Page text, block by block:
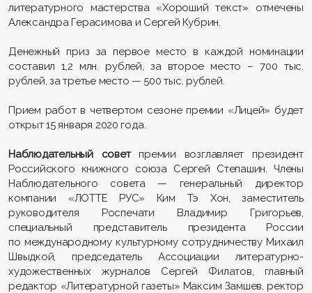
литературного мастерства «Хороший текст» отмечены
Александра Герасимова и Сергей Кубрин.
Денежный приз за первое место в каждой номинации
составил 1,2 млн. рублей, за второе место – 700 тыс.
рублей, за третье место — 500 тыс. рублей.
Прием работ в четвертом сезоне премии «Лицей» будет
открыт 15 января 2020 года.
Наблюдательный советпремии возглавляет президент
Российского книжного союза Сергей Степашин. Члены
Наблюдательного совета — генеральный директор
компании «ЛОТТЕ РУС» Ким Тэ Хон, заместитель
руководителя Роспечати Владимир Григорьев,
специальный представитель президента России
по международному культурному сотрудничеству Михаил
Швыдкой, председатель Ассоциации литературно-
художественных журналов Сергей Филатов, главный
редактор «Литературной газеты» Максим Замшев, ректор